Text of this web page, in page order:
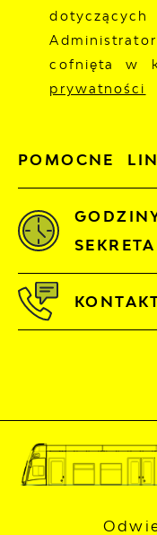
POMOCNE
dotyczących
cofnięta w
prywatności